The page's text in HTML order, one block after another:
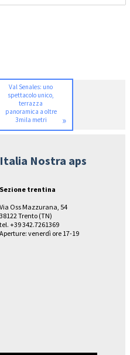
Val Senales: uno
spettacolo unico,
terrazza
panoramica a oltre
3mila metri
»
Italia Nostra aps
Sezione trentina
Via Oss Mazzurana, 54
38122 Trento (TN)
tel. +39 342.7261369
Aperture: venerdì ore 17-19